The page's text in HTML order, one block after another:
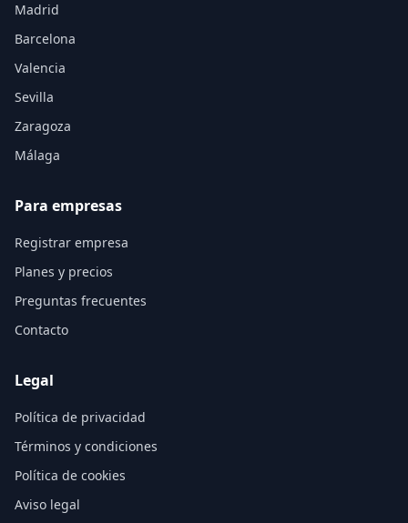
Madrid
Barcelona
Valencia
Sevilla
Zaragoza
Málaga
Para empresas
Registrar empresa
Planes y precios
Preguntas frecuentes
Contacto
Legal
Política de privacidad
Términos y condiciones
Política de cookies
Aviso legal